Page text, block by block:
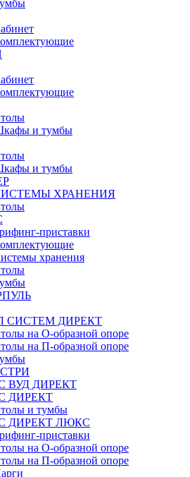
и тумбы
и тумбы
ХРАНЕНИЯ
приставки
хранения
СИСТЕМ ДИРЕКТ
на О-образной опоре
на П-образной опоре
ВУД ДИРЕКТ
ДИРЕКТ
и тумбы
ДИРЕКТ ЛЮКС
приставки
на О-образной опоре
на П-образной опоре